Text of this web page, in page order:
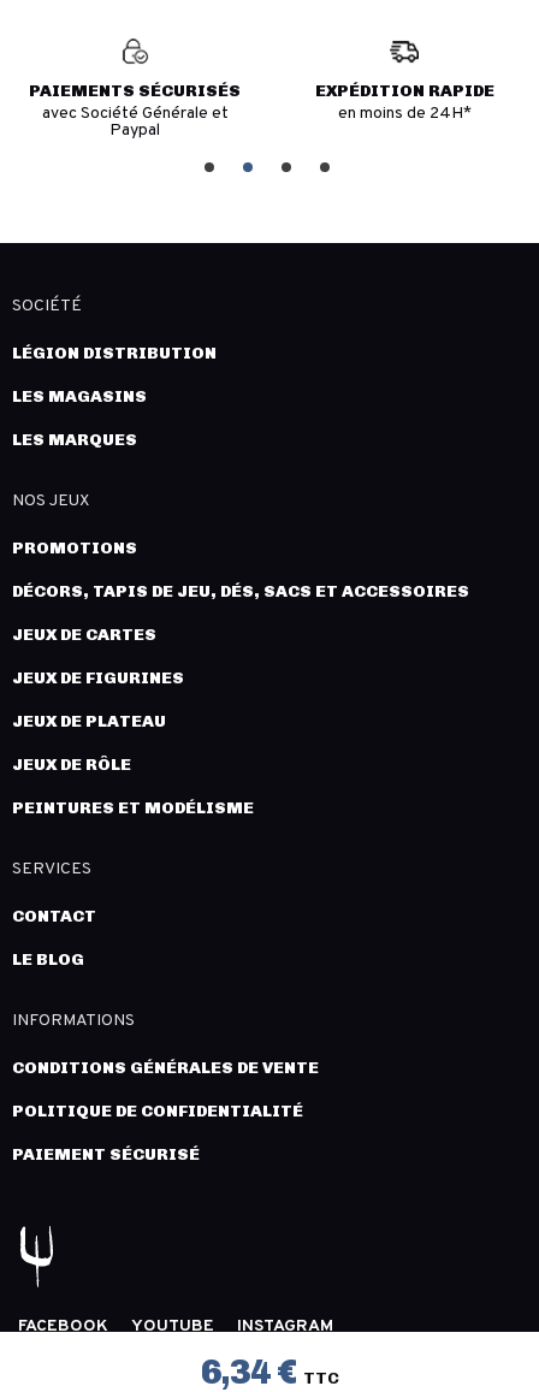
6,34 € TTC
PAIEMENTS SÉCURISÉS
avec Société Générale et
Paypal
EXPÉDITION RAPIDE
en moins de 24H*
SOCIÉTÉ
LÉGION DISTRIBUTION
LES MAGASINS
LES MARQUES
NOS JEUX
PROMOTIONS
DÉCORS, TAPIS DE JEU, DÉS, SACS ET ACCESSOIRES
JEUX DE CARTES
JEUX DE FIGURINES
JEUX DE PLATEAU
JEUX DE RÔLE
PEINTURES ET MODÉLISME
SERVICES
CONTACT
LE BLOG
INFORMATIONS
CONDITIONS GÉNÉRALES DE VENTE
POLITIQUE DE CONFIDENTIALITÉ
PAIEMENT SÉCURISÉ
FACEBOOK YOUTUBE
INSTAGRAM
COPYRIGHT 2026 © LÉGION DISTRIBUTION -